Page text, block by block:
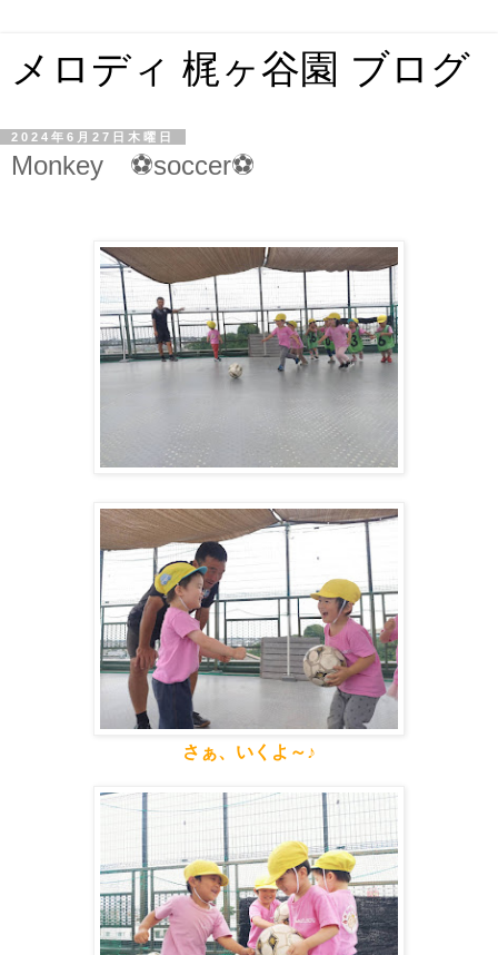
メロディ 梶ヶ谷園 ブログ
2024年6月27日木曜日
Monkey ⚽soccer⚽
さぁ、いくよ～♪